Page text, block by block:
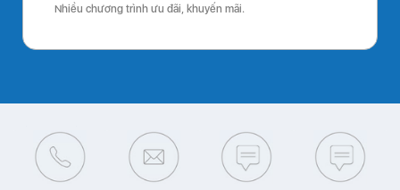
Nhiều chương trình ưu đãi, khuyến mãi.